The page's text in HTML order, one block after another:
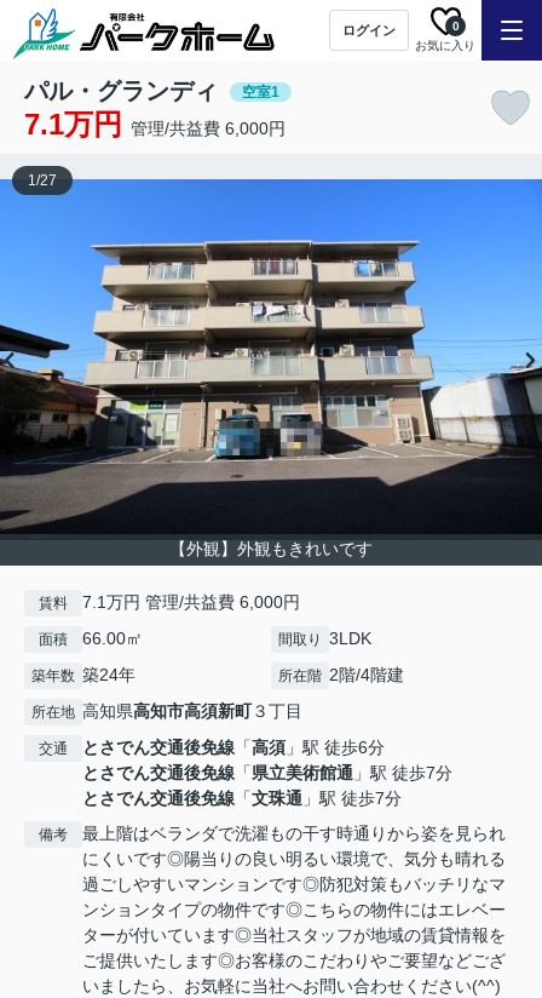
ログイン
お気に入り
0
パル・グランディ 空室1
7.1万円 管理/共益費 6,000円
【外観】外観もきれいです
1/27
賃料 7.1万円 管理/共益費 6,000円
面積 66.00㎡ 間取り 3LDK
築年数 築24年 所在階 2階/4階建
所在地 高知県高知市高須新町３丁目
交通 とさでん交通後免線 「高須 」駅 徒歩6分
とさでん交通後免線 「県立美術館通 」駅 徒歩7分
とさでん交通後免線 「文珠通 」駅 徒歩7分
備考
最上階はベランダで洗濯もの干す時通りから姿を見られ
にくいです◎陽当りの良い明るい環境で、気分も晴れる
過ごしやすいマンションです◎防犯対策もバッチリなマ
ンションタイプの物件です◎こちらの物件にはエレベー
ターが付いています◎当社スタッフが地域の賃貸情報を
ご提供いたします◎お客様のこだわりやご要望などござ
いましたら、お気軽に当社へお問い合わせください(^^)